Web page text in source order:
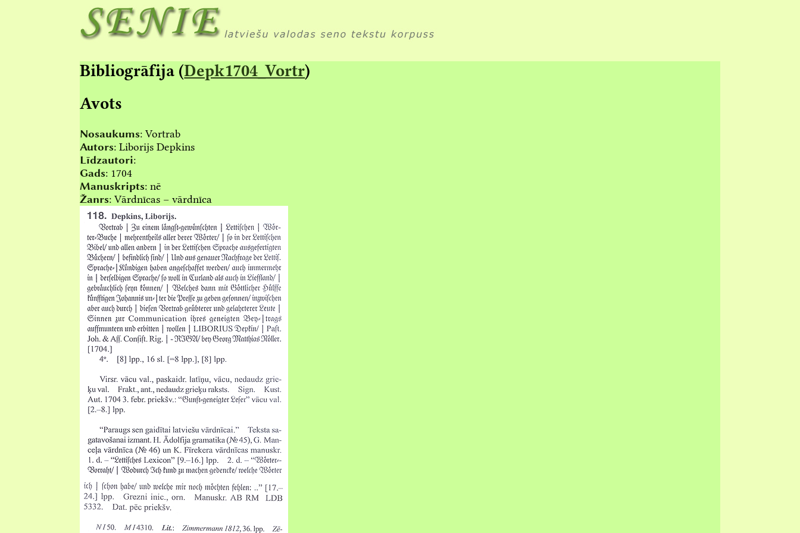
Bibliogrāfija (Depk1704_Vortr)
Avots
Nosaukums:Vortrab
Autors:Liborijs Depkins
Līdzautori:
Gads: 1704
Manuskripts:nē
Žanrs:Vārdnīcas – vārdnīca